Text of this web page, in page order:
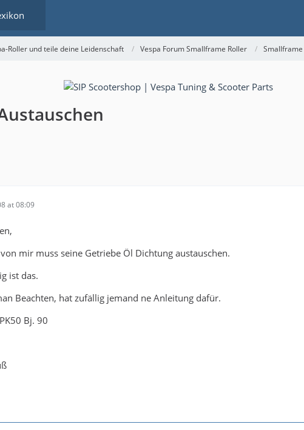
Roller und teile deine Leidenschaft Vespa Forum Smallframe Roller
at 08:09
mir muss seine Getriebe Öl Dichtung austauschen.
ist das.
Beachten, hat zufällig jemand ne Anleitung dafür.
Bj. 90